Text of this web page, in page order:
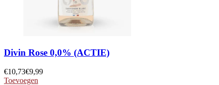
Divin Rose 0,0% (ACTIE)
€10,73€9,99
Toevoegen